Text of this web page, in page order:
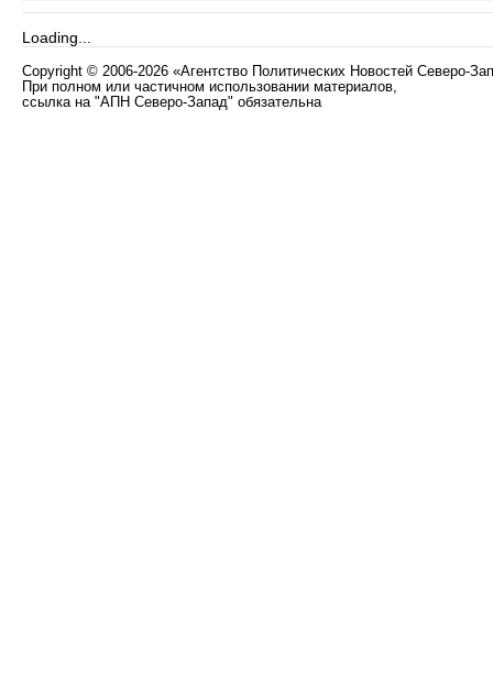
Loading...
Copyright © 2006-2026 «Агентство Политических Новостей Северо-
При полном или частичном использовании материалов,
ссылка на "АПН Северо-Запад" обязательна